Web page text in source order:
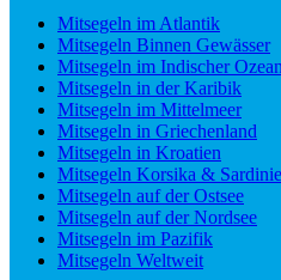
Mitsegeln im Atlantik
Mitsegeln Binnen Gewässer
Mitsegeln im Indischer Ozean
Mitsegeln in der Karibik
Mitsegeln im Mittelmeer
Mitsegeln in Griechenland
Mitsegeln in Kroatien
Mitsegeln Korsika &
Mitsegeln auf der Ostsee
Mitsegeln auf der Nordsee
Mitsegeln im Pazifik
Mitsegeln Weltweit